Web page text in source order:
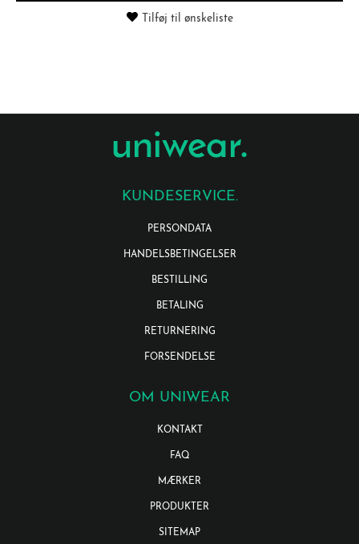
Tilføj til ønskeliste
KUNDESERVICE.
PERSONDATA
HANDELSBETINGELSER
BESTILLING
BETALING
RETURNERING
FORSENDELSE
OM UNIWEAR
KONTAKT
FAQ
MÆRKER
PRODUKTER
SITEMAP